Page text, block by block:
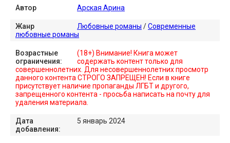
Автор Арская Арина
Жанр Любовные романы /Современные
любовные романы
Возрастные
ограничения:
(18+) Внимание! Книга может
содержать контент только для
совершеннолетних. Для несовершеннолетних просмотр
данного контента СТРОГО ЗАПРЕЩЕН! Если в книге
присутствует наличие пропаганды ЛГБТ и другого,
запрещенного контента - просьба написать на почту для
удаления материала.
Дата
добавления:
5 январь 2024